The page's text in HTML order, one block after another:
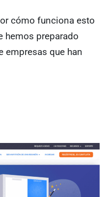
cómo funciona esto
hemos preparado
empresas que han